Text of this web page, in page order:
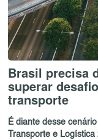
Brasil precisa
superar
transporte
É diante desse
Transporte e